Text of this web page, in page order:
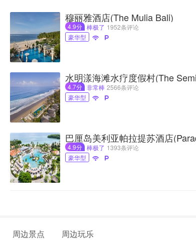
穆丽雅酒店(The Mulia Bali)
4.9分 棒极了 1952条评论
豪华型
 
水明漾海滩水疗度假村(The
4.7分 非常棒 2566条评论
豪华型
 
巴厘岛美利亚帕拉提苏酒店
4.9分 棒极了 1393条评论
豪华型
 
周边景点 周边玩乐